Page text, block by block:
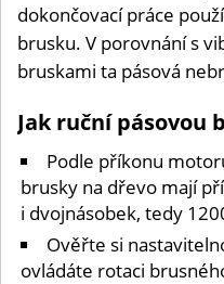
dokončovací práce
brusku. V porovnání s
bruskami ta pásová
Jak ruční pásovou
Podle příkonu
brusky na dřevo mají
i dvojnásobek, tedy
Ověřte si
ovládáte rotaci